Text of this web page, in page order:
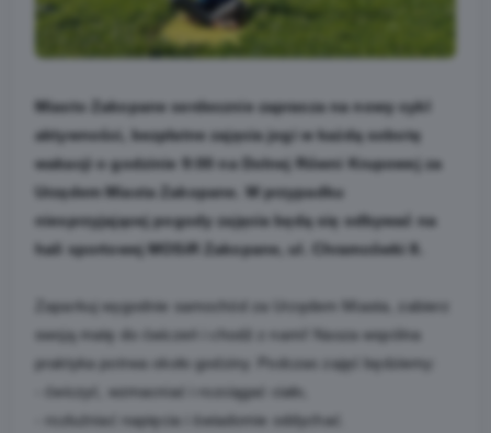
Miasto Zakopane serdecznie zaprasza na nowy cykl
aktywności, bezpłatne zajęcia jogi w każdą sobotę
wakacji o godzinie 9:00 na Dolnej Równi Krupowej za
Urzędem Miasta Zakopane. W przypadku
niesprzyjającej pogody zajęcia będą się odbywać na
hali sportowej MOSiR Zakopane, ul. Chramcówki 8.
Zaparkuj wygodnie samochód za Urzędem Miasta, zabierz
swoją matę do ćwiczeń i chodź z nami! Nasza wspólna
praktyka potrwa około godziny. Podczas zajęć będziemy:
- ćwiczyć, wzmacniać i rozciągać ciało,
- rozluźniać napięcia i świadomie oddychać.